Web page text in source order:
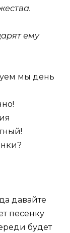
ему
мы день
давайте
песенку
будет